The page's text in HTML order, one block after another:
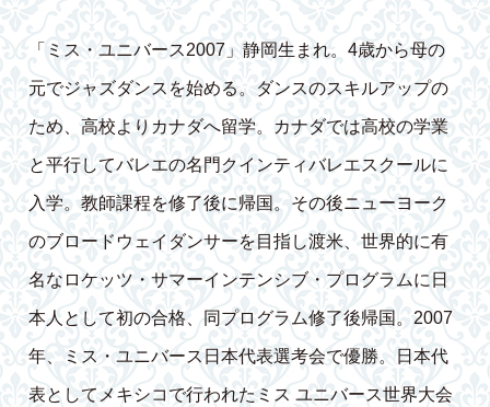
「ミス・ユニバース2007」静岡生まれ。4歳から母の
元でジャズダンスを始める。ダンスのスキルアップの
ため、高校よりカナダへ留学。カナダでは高校の学業
と平行してバレエの名門クインティバレエスクールに
入学。教師課程を修了後に帰国。その後ニューヨーク
のブロードウェイダンサーを目指し渡米、世界的に有
名なロケッツ・サマーインテンシブ・プログラムに日
本人として初の合格、同プログラム修了後帰国。2007
年、ミス・ユニバース日本代表選考会で優勝。日本代
表としてメキシコで行われたミス ユニバース世界大会